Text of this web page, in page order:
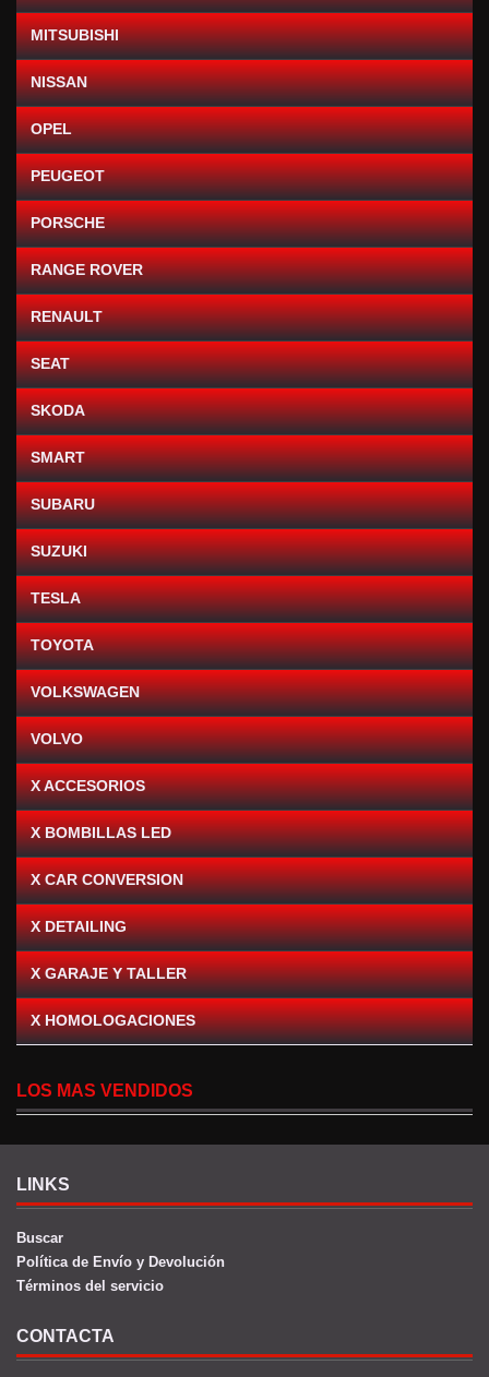
MITSUBISHI
NISSAN
OPEL
PEUGEOT
PORSCHE
RANGE ROVER
RENAULT
SEAT
SKODA
SMART
SUBARU
SUZUKI
TESLA
TOYOTA
VOLKSWAGEN
VOLVO
X ACCESORIOS
X BOMBILLAS LED
X CAR CONVERSION
X DETAILING
X GARAJE Y TALLER
X HOMOLOGACIONES
LOS MAS VENDIDOS
LINKS
Buscar
Política de Envío y Devolución
Términos del servicio
CONTACTA